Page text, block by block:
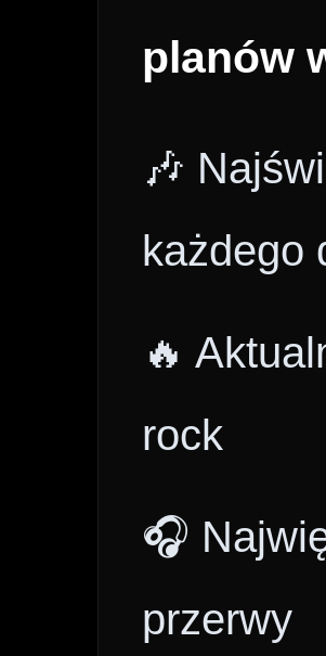
planów
🎶
każdego
🔥
rock
🎧
przerwy